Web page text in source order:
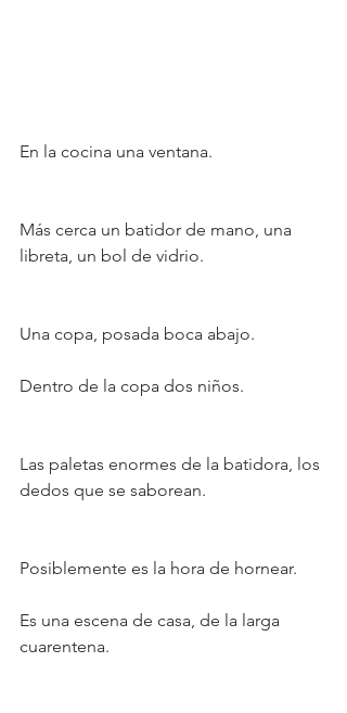
En la cocina una ventana.
Más cerca un batidor de mano, una
libreta, un bol de vidrio.
Una copa, posada boca abajo.
Dentro de la copa dos niños.
Las paletas enormes de la batidora, los
dedos que se saborean.
Posiblemente es la hora de hornear.
Es una escena de casa, de la larga
cuarentena.